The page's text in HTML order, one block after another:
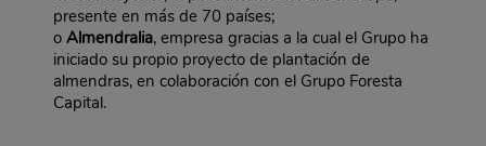
presente en más de 70 países;
o Almendralia, empresa gracias a la cual el Grupo ha
iniciado su propio proyecto de plantación de
almendras, en colaboración con el Grupo Foresta
Capital.